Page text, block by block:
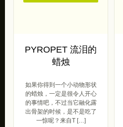
PYROPET 流泪的
蜡烛
如果你得到一个小动物形状
的蜡烛，一定是很令人开心
的事情吧，不过当它融化露
出骨架的时候，是不是吃了
一惊呢？来自T […]